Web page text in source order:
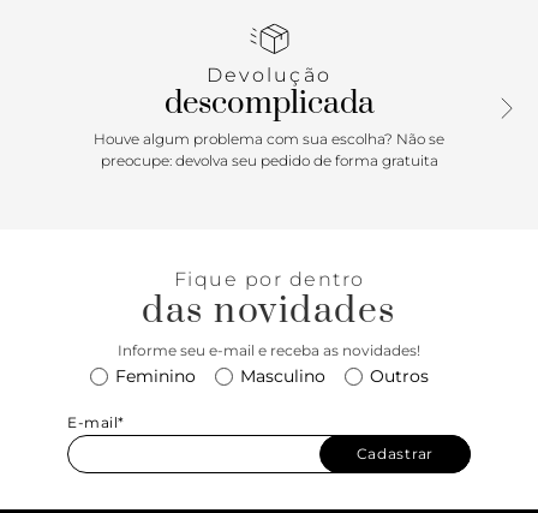
aplicação metálica, geométrica e vazada na capa frontal.
Devolução
descomplicada
Houve algum problema com sua escolha? Não se
preocupe: devolva seu pedido de forma gratuita
Fique por dentro
das novidades
Informe seu e-mail e receba as novidades!
Feminino Masculino Outros
E-mail*
Cadastrar